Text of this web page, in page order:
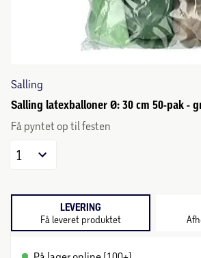
Salling
Salling latexballoner Ø: 30 cm 50-pak -
Få pyntet op til festen
1
LEVERING
Få leveret produktet